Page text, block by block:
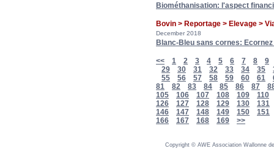
Biométhanisation: l'aspect
Bovin > Reportage > Elevage >
December 2018
Blanc-Bleu sans cornes:
<< 1 2 3 4 5 6 7 8
9
29
30 31 32 33 34 35
55
56 57 58 59 60 61
81
82 83 84 85 86 87
105
106 107 108 109
110
126
127 128 129 130
131
146
147 148 149 150
151
166
167 168 169 >>
Copyright © AWE Association Wallonne